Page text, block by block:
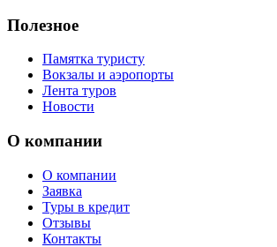
Полезное
Памятка туристу
Вокзалы и аэропорты
Лента туров
Новости
О компании
О компании
Заявка
Туры в кредит
Отзывы
Контакты